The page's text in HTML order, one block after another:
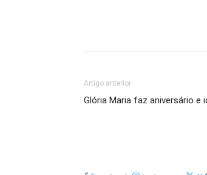
Artigo anterior
Glória Maria faz aniversário e